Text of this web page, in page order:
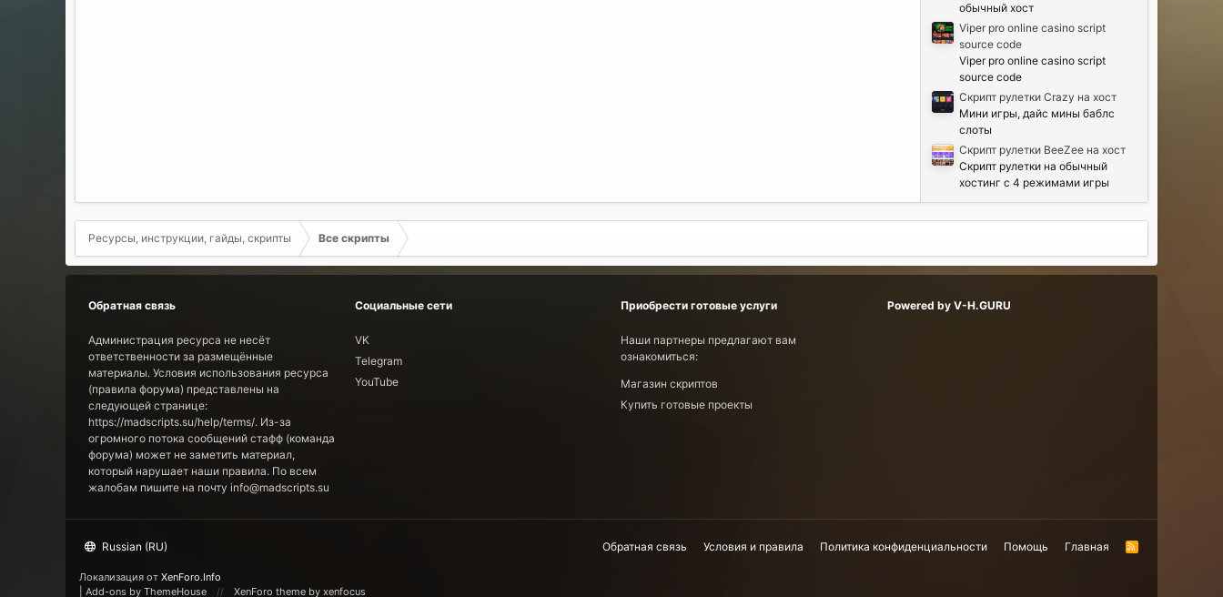
обычный хост
Viper pro online casino script
source code
Viper pro online casino script
source code
Скрипт рулетки Crazy на хост
Мини игры, дайс мины баблс
слоты
Скрипт рулетки BeeZee на хост
Скрипт рулетки на обычный
хостинг с 4 режимами игры
Ресурсы, инструкции, гайды, скрипты Все скрипты
Обратная связь
Администрация ресурса не несёт
ответственности за размещённые
материалы. Условия использования ресурса
(правила форума) представлены на
следующей странице:
https://madscripts.su/help/terms/. Из-за
огромного потока сообщений стафф (команда
форума) может не заметить материал,
который нарушает наши правила. По всем
жалобам пишите на почту info@madscripts.su
Социальные сети
VK
Telegram
YouTube
Приобрести готовые услуги
Наши партнеры предлагают вам
ознакомиться:
Магазин скриптов
Купить готовые проекты
Powered by V-H.GURU
Russian (RU) Обратная связь Условия и правила Политика конфиденциальности Помощь Главная
Локализация от XenForo.Info
Add-ons by ThemeHouse XenForo theme by xenfocus